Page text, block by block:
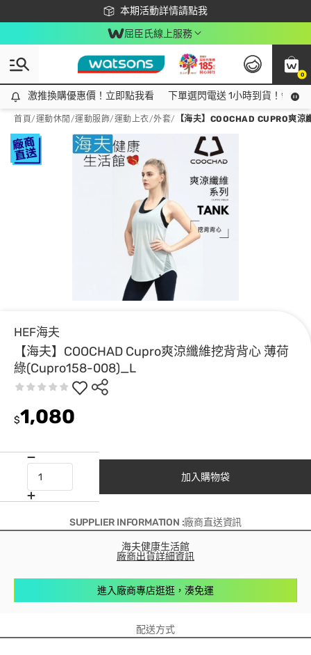
本期活動詳情請點我
下載app最高回饋$350
屈臣氏線上服務
0
激推換購優惠價！立即點我看
激推換購優惠價！立即點我看 下單選閃電送 1小時到貨！領神
首頁/運動休閒 /運動服飾/運動上衣/外套/ 【海夫】COOCHAD CUPRO爽
HEF海夫
【海夫】COOCHAD Cupro爽涼纖維挖背背心 薄荷
綠(Cupro158-008)_L
$1,080
加入購物袋
SUPPLIER INFORMATION :廠商直送資訊
海夫健康生活館
廠商出貨詳細資訊
進入廠商專店逛逛，湊免運
配送方式